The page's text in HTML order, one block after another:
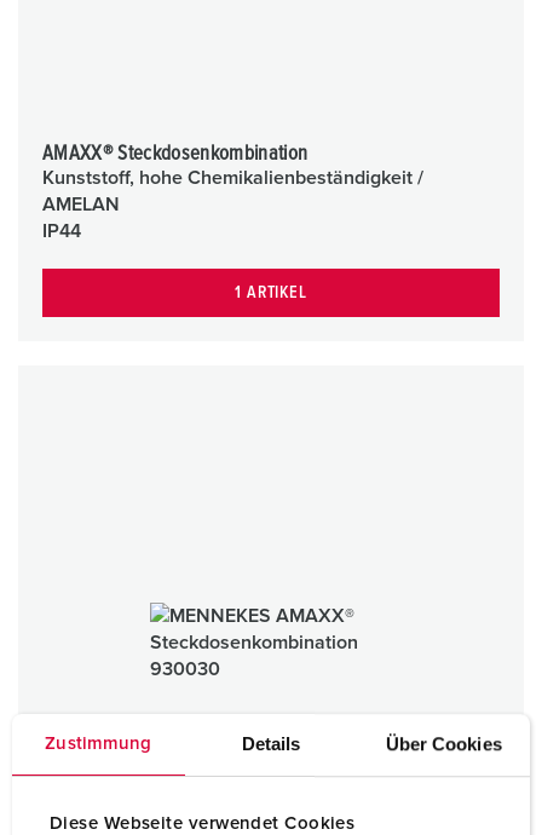
Zustimmung Details Über Cookies
Diese Webseite verwendet Cookies
AMAXX® Steckdosenkombination
Kunststoff, hohe Chemikalienbeständigkeit /
AMELAN
IP44
1 ARTIKEL